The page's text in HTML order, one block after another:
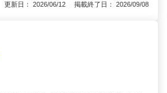
更新日： 2026/06/12 掲載終了日： 2026/09/08